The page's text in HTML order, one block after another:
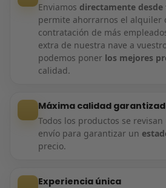
Enviamos directamente desde
permite ahorrarnos el alquiler
contratación de más
extra de nuestra nave a
podemos poner los mejores
calidad.
Máxima calidad
Todos los productos se revisan
envío para garantizar un
precio.
Experiencia única